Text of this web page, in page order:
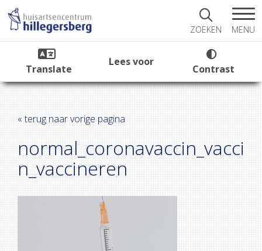
ZOEKEN MENU
Translate
Lees voor
Contrast
« terug naar vorige pagina
normal_coronavaccin_vacci
n_vaccineren